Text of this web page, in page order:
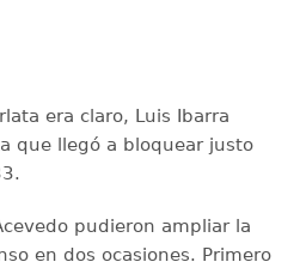
era claro, Luis Ibarra
que llegó a bloquear justo
pudieron ampliar la
en dos ocasiones. Primero